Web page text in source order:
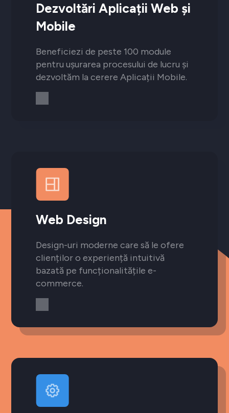
Dezvoltări Aplicații Web și
Mobile
Beneficiezi de peste 100 module
pentru ușurarea procesului de lucru și
dezvoltăm la cerere Aplicații Mobile.
Web Design
Design-uri moderne care să le ofere
clienților o experiență intuitivă
bazată pe funcționalitățile e-
commerce.